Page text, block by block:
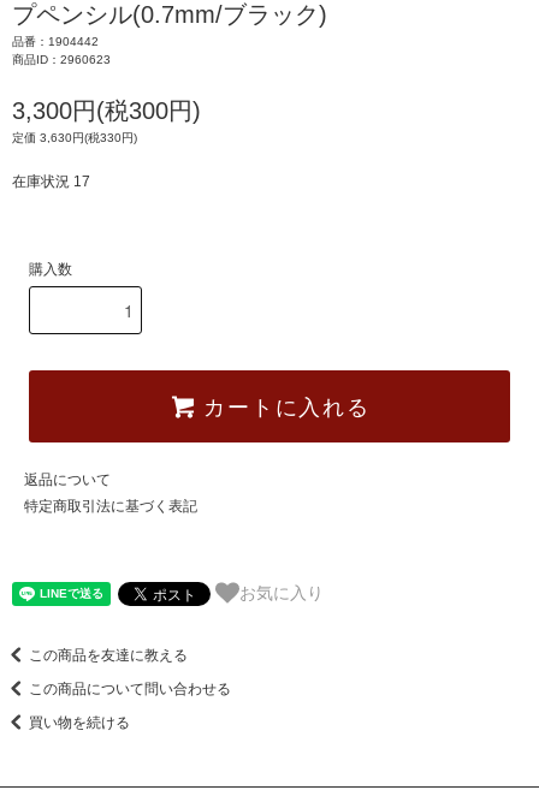
プペンシル(0.7mm/ブラック)
品番：1904442
商品ID：2960623
3,300円(税300円)
定価 3,630円(税330円)
在庫状況 17
購入数
カートに入れる
返品について
特定商取引法に基づく表記
お気に入り
この商品を友達に教える
この商品について問い合わせる
買い物を続ける